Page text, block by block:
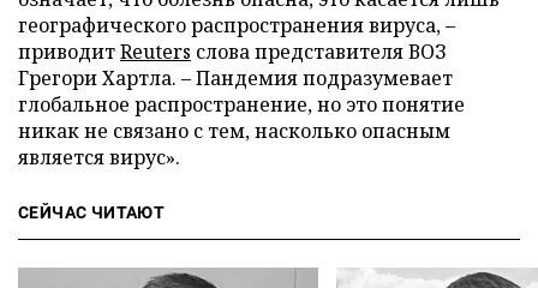
географического распространения вируса, –
приводитReuters слова представителя ВОЗ
Грегори Хартла. – Пандемия подразумевает
глобальное распространение, но это понятие
никак не связано с тем, насколько опасным
является вирус».
СЕЙЧАС ЧИТАЮТ